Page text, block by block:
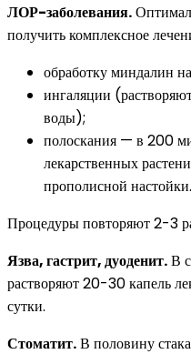
ЛОР-заболевания.
получить комплексное
обработку миндалин
ингаляции
воды);
полоскания — в 200
лекарственных
прополисной настойки.
Процедуры повторяют 2-3
Язва, гастрит, дуоденит.В
растворяют 20-30 капель
сутки.
Стоматит.В половину